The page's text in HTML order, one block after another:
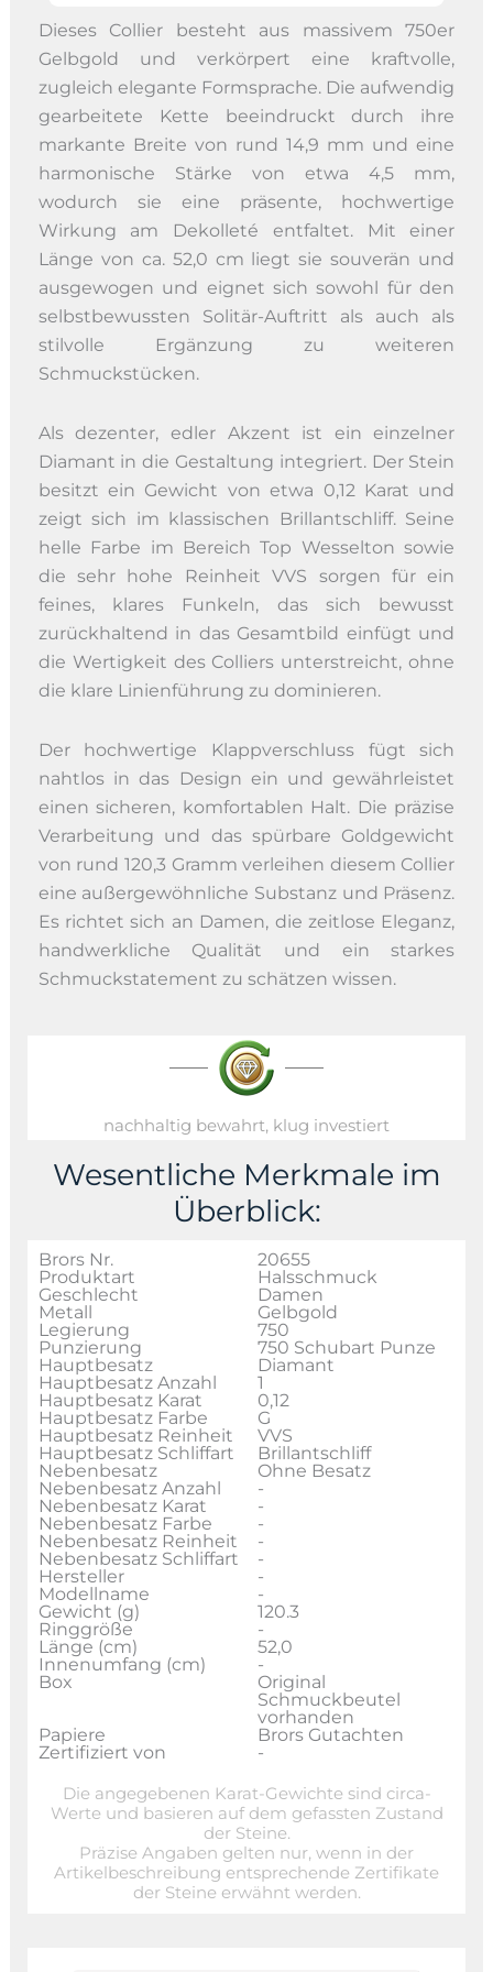
Dieses Collier besteht aus massivem 750er
Gelbgold und verkörpert eine kraftvolle,
zugleich elegante Formsprache. Die aufwendig
gearbeitete Kette beeindruckt durch ihre
markante Breite von rund 14,9 mm und eine
harmonische Stärke von etwa 4,5 mm,
wodurch sie eine präsente, hochwertige
Wirkung am Dekolleté entfaltet. Mit einer
Länge von ca. 52,0 cm liegt sie souverän und
ausgewogen und eignet sich sowohl für den
selbstbewussten Solitär-Auftritt als auch als
stilvolle Ergänzung zu weiteren
Schmuckstücken.
Als dezenter, edler Akzent ist ein einzelner
Diamant in die Gestaltung integriert. Der Stein
besitzt ein Gewicht von etwa 0,12 Karat und
zeigt sich im klassischen Brillantschliff. Seine
helle Farbe im Bereich Top Wesselton sowie
die sehr hohe Reinheit VVS sorgen für ein
feines, klares Funkeln, das sich bewusst
zurückhaltend in das Gesamtbild einfügt und
die Wertigkeit des Colliers unterstreicht, ohne
die klare Linienführung zu dominieren.
Der hochwertige Klappverschluss fügt sich
nahtlos in das Design ein und gewährleistet
einen sicheren, komfortablen Halt. Die präzise
Verarbeitung und das spürbare Goldgewicht
von rund 120,3 Gramm verleihen diesem Collier
eine außergewöhnliche Substanz und Präsenz.
Es richtet sich an Damen, die zeitlose Eleganz,
handwerkliche Qualität und ein starkes
Schmuckstatement zu schätzen wissen.
nachhaltig bewahrt, klug investiert
Wesentliche Merkmale im
Überblick:
Brors Nr.
20655
Produktart
Halsschmuck
Geschlecht
Damen
Metall
Gelbgold
Legierung
750
Punzierung
750 Schubart Punze
Hauptbesatz
Diamant
Hauptbesatz Anzahl
1
Hauptbesatz Karat
0,12
Hauptbesatz Farbe
G
Hauptbesatz Reinheit
VVS
Hauptbesatz Schliffart
Brillantschliff
Nebenbesatz
Ohne Besatz
Nebenbesatz Anzahl
-
Nebenbesatz Karat
-
Nebenbesatz Farbe
-
Nebenbesatz Reinheit
-
Nebenbesatz Schliffart
-
Hersteller
-
Modellname
-
Gewicht (g)
120.3
Ringgröße
-
Länge (cm)
52,0
Innenumfang (cm)
-
Box
Original
Schmuckbeutel
vorhanden
Papiere
Brors Gutachten
Zertifiziert von
-
Die angegebenen Karat-Gewichte sind circa-
Werte und basieren auf dem gefassten Zustand
der Steine.
Präzise Angaben gelten nur, wenn in der
Artikelbeschreibung entsprechende Zertifikate
der Steine erwähnt werden.